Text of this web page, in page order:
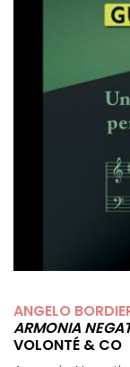
ANGELO
ARMONIA
VOLONTÉ & CO